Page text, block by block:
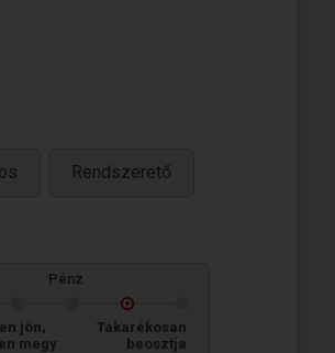
Rendszerető
Pénz
jön,
megy
Takarékosan
beosztja